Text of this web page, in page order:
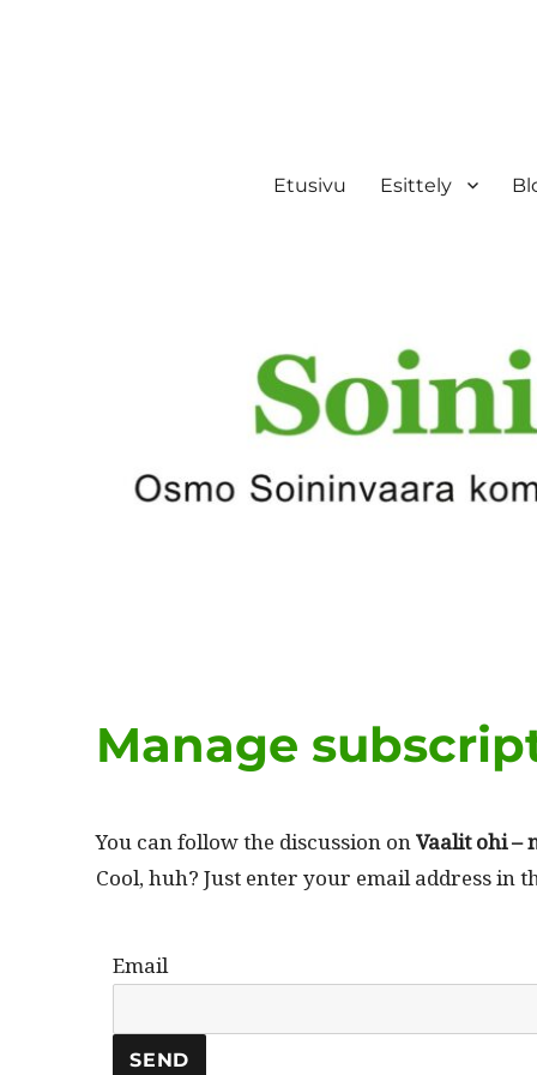
Etusivu Esittely
Manage
You can fol­low the dis­cus­sion onVaalit ohi –
Cool, huh? Just enter your email address in
Email